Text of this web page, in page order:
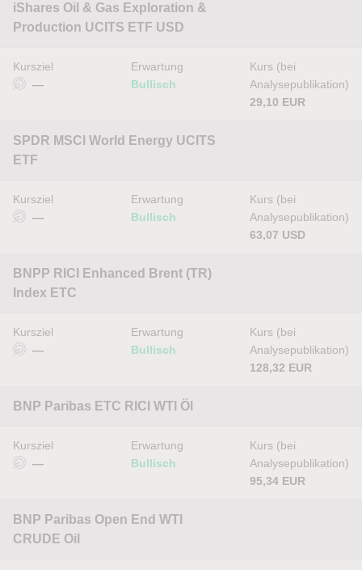
iShares Oil & Gas Exploration &
Production UCITS ETF USD
Kursziel
—
Erwartung
Bullisch
Kurs (bei
Analysepublikation)
29,10 EUR
SPDR MSCI World Energy UCITS
ETF
Kursziel
—
Erwartung
Bullisch
Kurs (bei
Analysepublikation)
63,07 USD
BNPP RICI Enhanced Brent (TR)
Index ETC
Kursziel
—
Erwartung
Bullisch
Kurs (bei
Analysepublikation)
128,32 EUR
BNP Paribas ETC RICI WTI Öl
Kursziel
—
Erwartung
Bullisch
Kurs (bei
Analysepublikation)
95,34 EUR
BNP Paribas Open End WTI
CRUDE Oil